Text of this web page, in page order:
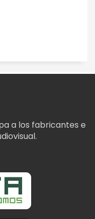
a los fabricantes e